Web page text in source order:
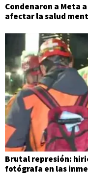
Condenaron a Meta
afectar la salud
Brutal represión:
fotógrafa en las